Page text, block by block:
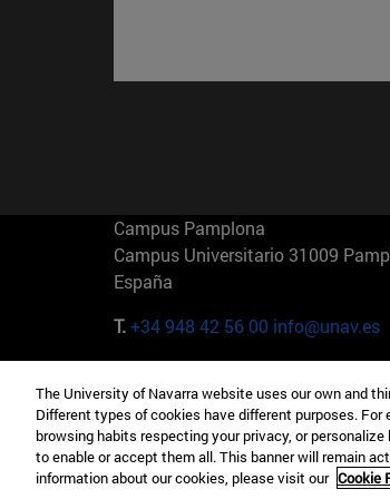
Campus Pamplona
Campus Universitario 31009
España
T.+34 948 42 56 00 info@unav.es
Camino del Cerro Águila 3 28023
Madrid España
T.+34 912 11 30 00
The University of Navarra website uses our own and
Different types of cookies have different purposes.
browsing habits respecting your privacy, or
to enable or accept them all. This banner will remain
information about our cookies, please visit our Cookie